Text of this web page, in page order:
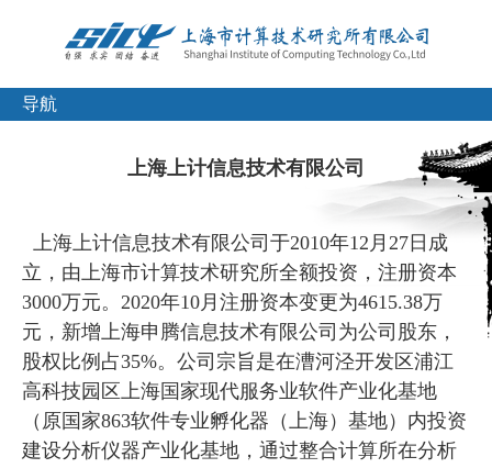
导航
上海上计信息技术有限公司
上海上计信息技术有限公司于2010年12月27日成
立，由上海市计算技术研究所全额投资，注册资本
3000万元。2020年10月注册资本变更为4615.38万
元，新增上海申腾信息技术有限公司为公司股东，
股权比例占35%。公司宗旨是在漕河泾开发区浦江
高科技园区上海国家现代服务业软件产业化基地
（原国家863软件专业孵化器（上海）基地）内投资
建设分析仪器产业化基地，通过整合计算所在分析